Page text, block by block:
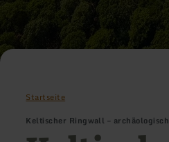
Startseite
Keltischer Ringwall –